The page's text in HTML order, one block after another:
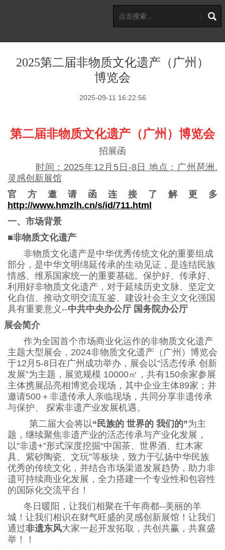
2025第二届非物质文化遗产（广州）
博览会
2025-09-11 16:22:56
第二届非物质文化遗产（广州）博览会
招展函
时间： 2025年12月5日-8日 地点：广州琶洲.
灵感创新展馆
官方邀请函连接了解更多
http://www.hmzlh.cn/s/id/711.html
一、市场背景
■非物质文化遗产
非物质文化遗产是中华优秀传统文化的重要组成
部分，是中华文明绵延传承的生动见证，是连结民族
情感、维系国家统一的重要基础。保护好、传承好、
利用好非物质文化遗产，对于延续历史文脉、坚定文
化自信、推动文明交流互鉴、建设社会主义文化强国
具有重要意义--中共中央办公厅 国务院办公厅
展会简介
作为全国首个市场商业化运作的非物质文化遗产
主题大型展会， 2024非物质文化遗产（广州）博览会
于12月5-8日在广州成功举办，展会以“活态传承 创新
发展”为主题，展览规模 10000㎡，共有150余家参展
主体携展品亮相博览会现场，其中企业主体89家；并
邀请500＋非遗传承人亲临现场，共同分享非遗传承
与保护、 探索非遗产业发展机遇。
第二届大会将以“民族的 世界的 我们的”为主
题，继续聚焦非遗产业的活态传承与产业化发展，
以“非遗+”形式深度挖掘“中国茶、世界酒、红木家
具、紫砂陶瓷、文玩”等板块，致力于弘扬中华民族
优秀的传统文化，并结合市场渠道发展趋势，助力非
遗可持续商业化发展，全力搭建一个专业性和包容性
的国际化交流平台！
冬日暖阳，让我们相聚在千年商都--美丽的羊
城！让我们相识在财气旺盛的灵感创新展馆！让我们
通过非遗东风大家一起开发拓取，共创共赢，共襄盛
举！！